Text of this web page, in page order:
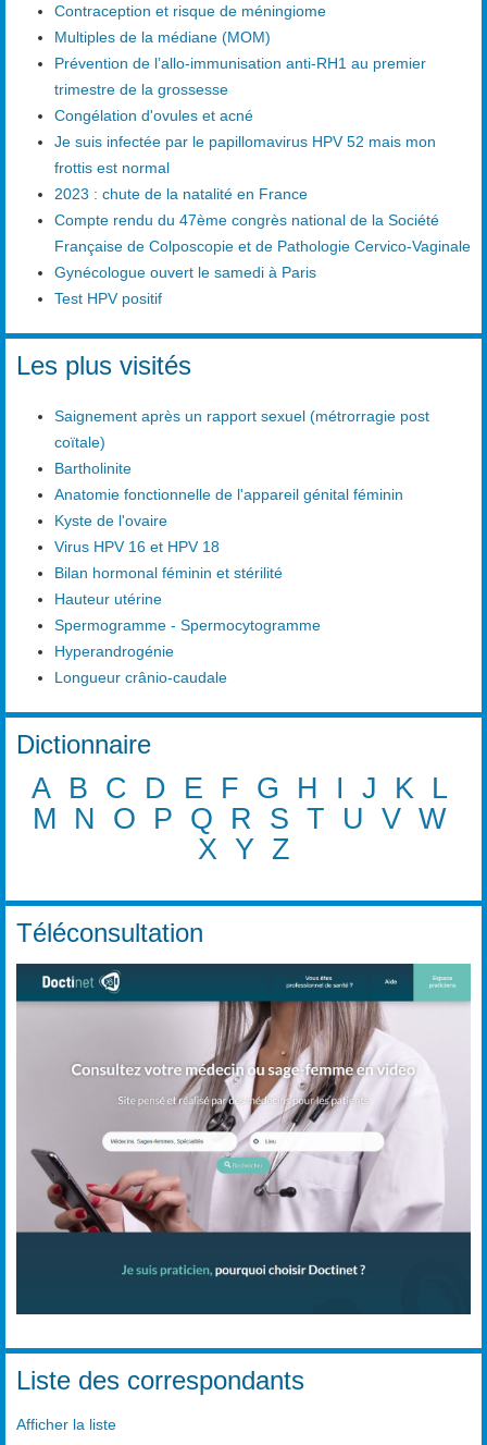
Contraception et risque de méningiome
Multiples de la médiane (MOM)
Prévention de l’allo-immunisation anti-RH1 au premier
trimestre de la grossesse
Congélation d'ovules et acné
Je suis infectée par le papillomavirus HPV 52 mais mon
frottis est normal
2023 : chute de la natalité en France
Compte rendu du 47ème congrès national de la Société
Française de Colposcopie et de Pathologie Cervico-Vaginale
Gynécologue ouvert le samedi à Paris
Test HPV positif
Les plus visités
Saignement après un rapport sexuel (métrorragie post
coïtale)
Bartholinite
Anatomie fonctionnelle de l'appareil génital féminin
Kyste de l'ovaire
Virus HPV 16 et HPV 18
Bilan hormonal féminin et stérilité
Hauteur utérine
Spermogramme - Spermocytogramme
Hyperandrogénie
Longueur crânio-caudale
Dictionnaire
A B C D E F G H I J K
L
M
N O P Q R S T U V W
X Y Z
Téléconsultation
Liste des correspondants
Afficher la liste